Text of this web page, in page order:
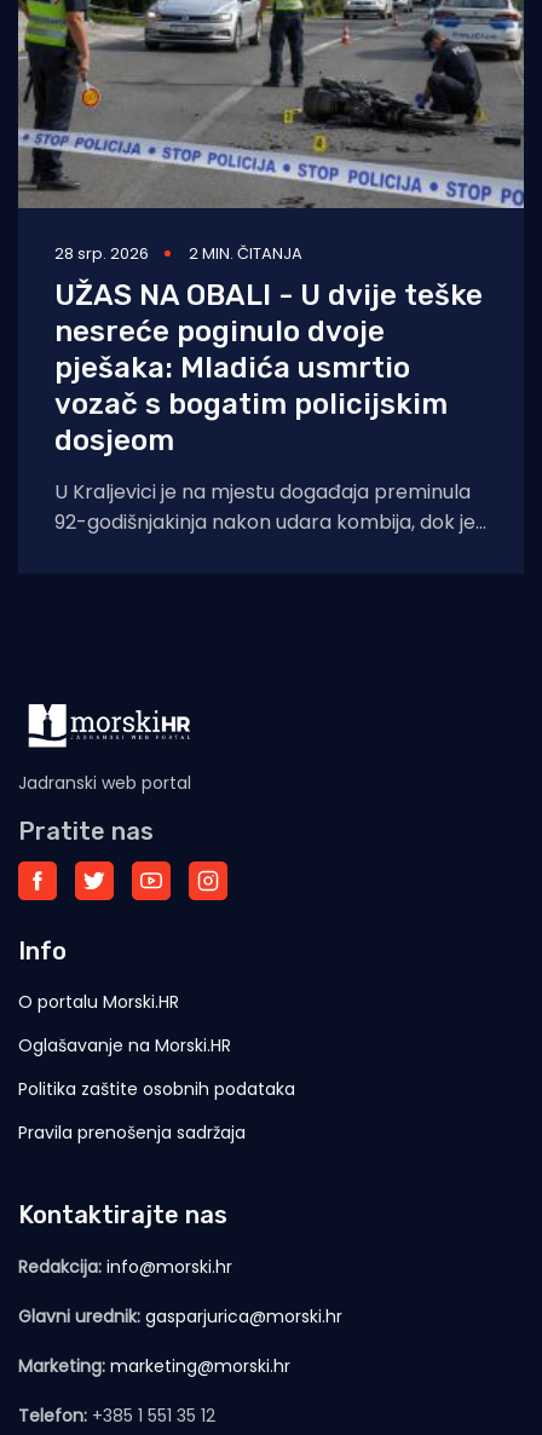
28 srp. 2026 2 MIN. ČITANJA
UŽAS NA OBALI - U dvije teške
nesreće poginulo dvoje
pješaka: Mladića usmrtio
vozač s bogatim policijskim
dosjeom
U Kraljevici je na mjestu događaja preminula
92-godišnjakinja nakon udara kombija, dok je
Jadranski web portal
Pratite nas
Info
O portalu Morski.HR
Oglašavanje na Morski.HR
Politika zaštite osobnih podataka
Pravila prenošenja sadržaja
Kontaktirajte nas
Redakcija: info@morski.hr
Glavni urednik: gasparjurica@morski.hr
Marketing: marketing@morski.hr
Telefon: +385 1 551 35 12